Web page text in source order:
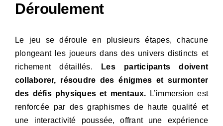
Déroulement
Le jeu se déroule en plusieurs étapes, chacune
plongeant les joueurs dans des univers distincts et
richement détaillés.
Les participants doivent
collaborer, résoudre des énigmes et surmonter
des défis physiques et mentaux. L’immersion est
renforcée par des graphismes de haute qualité et
une interactivité poussée, offrant une expérience